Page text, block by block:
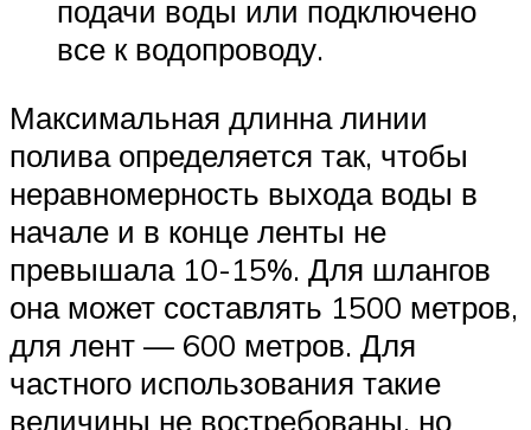
подачи воды или подключено
все к водопроводу.
Максимальная длинна линии
полива определяется так, чтобы
неравномерность выхода воды в
начале и в конце ленты не
превышала 10-15%. Для шлангов
она может составлять 1500 метров,
для лент — 600 метров. Для
частного использования такие
величины не востребованы, но